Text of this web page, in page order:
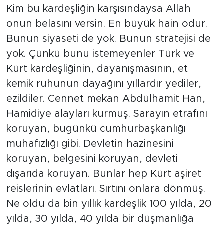
Kim bu kardeşliğin karşısındaysa Allah
onun belasını versin. En büyük hain odur.
Bunun siyaseti de yok. Bunun stratejisi de
yok. Çünkü bunu istemeyenler Türk ve
Kürt kardeşliğinin, dayanışmasının, et
kemik ruhunun dayağını yıllardır yediler,
ezildiler. Cennet mekan Abdülhamit Han,
Hamidiye alayları kurmuş. Sarayın etrafını
koruyan, bugünkü cumhurbaşkanlığı
muhafızlığı gibi. Devletin hazinesini
koruyan, belgesini koruyan, devleti
dışarıda koruyan. Bunlar hep Kürt aşiret
reislerinin evlatları. Sırtını onlara dönmüş.
Ne oldu da bin yıllık kardeşlik 100 yılda, 20
yılda, 30 yılda, 40 yılda bir düşmanlığa